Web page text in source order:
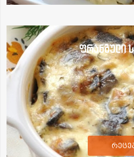
ფრანგული